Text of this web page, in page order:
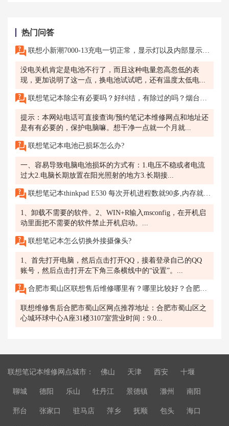
热门问答
联想小新潮7000-13充电一切正常，显示灯以及内部显示都显示在充电，但是是充满了之后一夜就没电关机了
没电关机肯定是电池不行了，而且这种电量忽高忽低的表
现，更加说明了这一点，换电池试试吧，还有温度太低电...
联想笔记本除尘有必要吗？好纠结，有除过的吗？烟台哪里可以维修电脑？
提示：本网站电话可直接查询/预约笔记本维修网点和地址还
是有有必要的，保护电脑嘛。想干净一点就一个月就...
联想笔记本电池已损坏怎么办?
一、容易导致电脑电池损坏的方式有：1.电压不稳或者电流
过大2.电脑长期放置在阳光照射的地方3.长期接...
联想笔记本thinkpad E530 每次开机进程数就90多,内存就占用40%，怎么处理
1、卸载不需要的软件。2、WIN+R输入msconfig，在开机启
动里面把不需要的软件禁止开机启动。...
联想笔记本怎么切换外接摄像头?
1、首先打开电脑，然后点击打开QQ，接着登录自己的QQ
账号，然后点击打开左下角三条横线中的“设置”。...
合肥市蜀山区联想售后维修哪里有？哪里比较好？合肥市蜀山区联想电脑售后服务网点地址是什么？电话多少？
联想维修售后合肥市蜀山区网点推荐地址：合肥市蜀山区之
心城环球中心A座31楼3107室营业时间：9:0...
联想笔记本维修网点城市： 佛山 天津 西安 十堰
聊城 德阳 乐山 牡丹江 景德镇 滁州 南阳
邢台 张家口 驻马店 萍乡 抚顺 包头 海口